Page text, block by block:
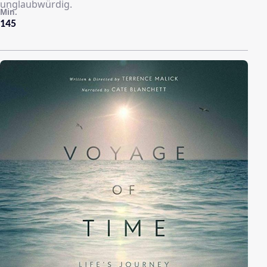
unglaubwürdig.
145
Min.